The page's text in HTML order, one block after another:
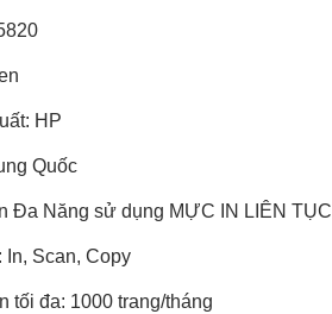
HP
Quốc
Đa Năng sử dụng MỰC IN LIÊN TỤC
Scan, Copy
tối đa: 1000 trang/tháng